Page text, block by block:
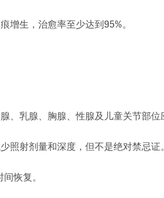
增生，治愈率至少达到95%。
乳腺、胸腺、性腺及儿童关节部位
照射剂量和深度，但不是绝对禁忌证。
恢复。